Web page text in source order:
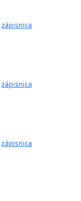
zápisnica
zápisnica
zápisnica